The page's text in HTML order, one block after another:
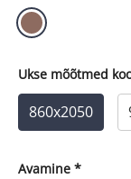
Ukse mõõtmed
860x2050
Avamine *